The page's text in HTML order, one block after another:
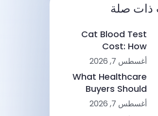
ذات صلة
Cat Blood Test
Cost: How
Veterinary Clinics
Build a
Sustainable
Diagnostic Service
أغسطس 7, 2026
What Healthcare
Buyers Should
Evaluate When
Comparing Point-
أغسطس 7, 2026